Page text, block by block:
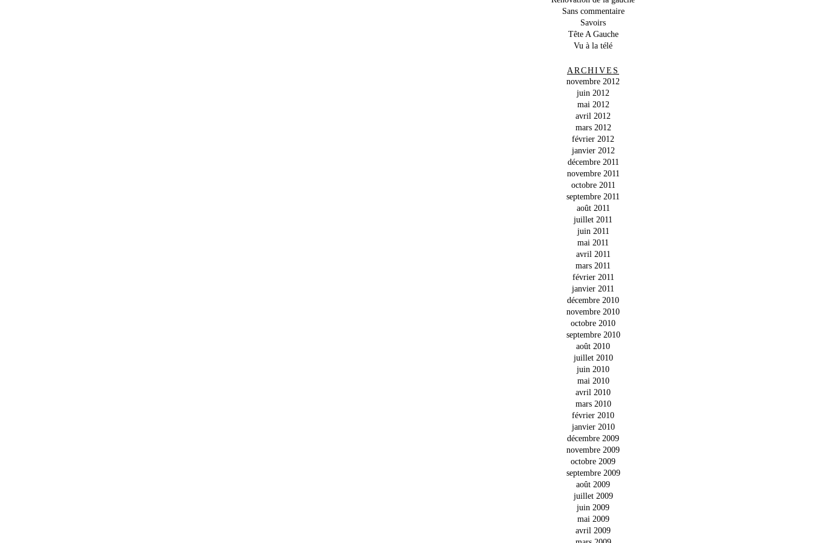
Sans commentaire
Savoirs
Tête A Gauche
Vu à la télé
ARCHIVES
novembre 2012
juin 2012
mai 2012
avril 2012
mars 2012
février 2012
janvier 2012
décembre 2011
novembre 2011
octobre 2011
septembre 2011
août 2011
juillet 2011
juin 2011
mai 2011
avril 2011
mars 2011
février 2011
janvier 2011
décembre 2010
novembre 2010
octobre 2010
septembre 2010
août 2010
juillet 2010
juin 2010
mai 2010
avril 2010
mars 2010
février 2010
janvier 2010
décembre 2009
novembre 2009
octobre 2009
septembre 2009
août 2009
juillet 2009
juin 2009
mai 2009
avril 2009